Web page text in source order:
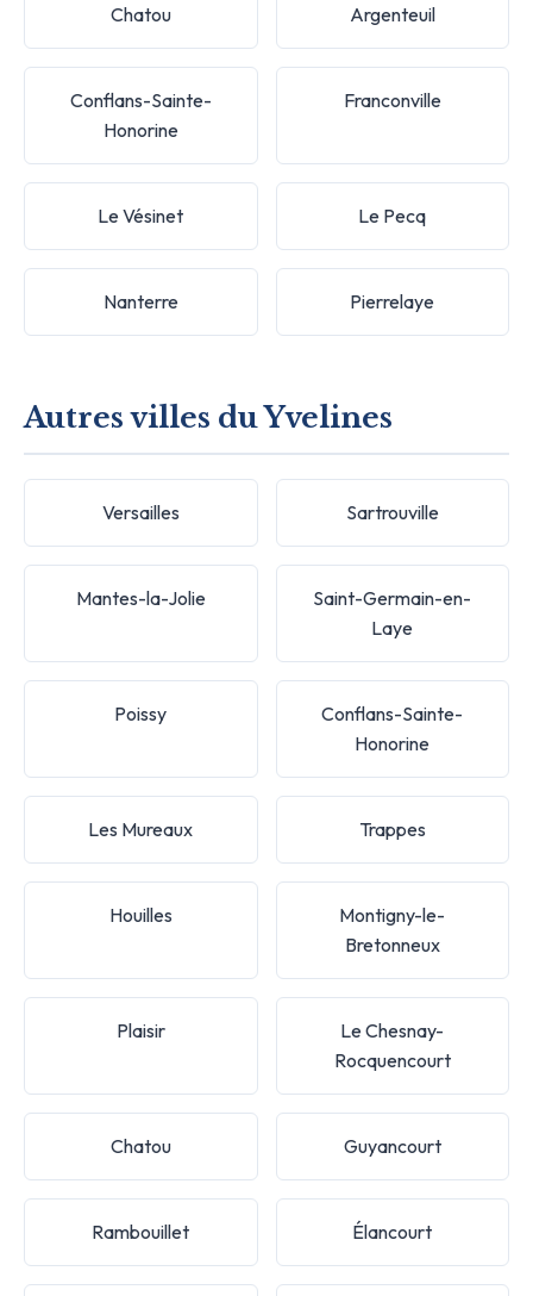
Chatou Argenteuil
Conflans-Sainte-
Honorine
Franconville
Le Vésinet Le Pecq
Nanterre Pierrelaye
Autres villes du Yvelines
Versailles Sartrouville
Mantes-la-Jolie
Saint-Germain-en-
Laye
Poissy
Conflans-Sainte-
Honorine
Les Mureaux Trappes
Houilles
Montigny-le-
Bretonneux
Plaisir
Le Chesnay-
Rocquencourt
Chatou Guyancourt
Rambouillet Élancourt